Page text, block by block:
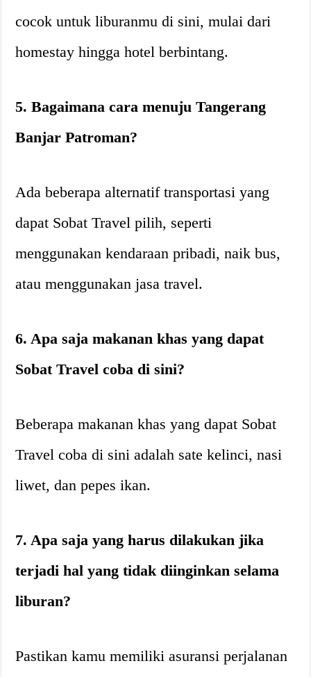
cocok untuk liburanmu di sini, mulai dari
homestay hingga hotel berbintang.
5. Bagaimana cara menuju Tangerang
Banjar Patroman?
Ada beberapa alternatif transportasi yang
dapat Sobat Travel pilih, seperti
menggunakan kendaraan pribadi, naik bus,
atau menggunakan jasa travel.
6. Apa saja makanan khas yang dapat
Sobat Travel coba di sini?
Beberapa makanan khas yang dapat Sobat
Travel coba di sini adalah sate kelinci, nasi
liwet, dan pepes ikan.
7. Apa saja yang harus dilakukan jika
terjadi hal yang tidak diinginkan selama
liburan?
Pastikan kamu memiliki asuransi perjalanan